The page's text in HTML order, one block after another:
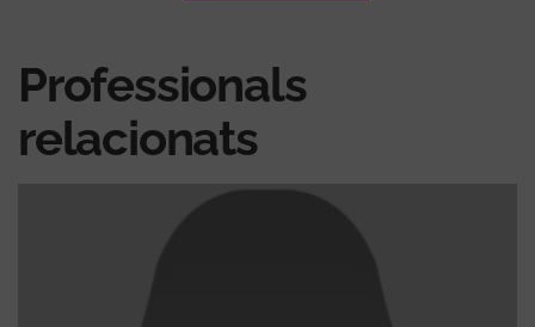
Professionals
relacionats